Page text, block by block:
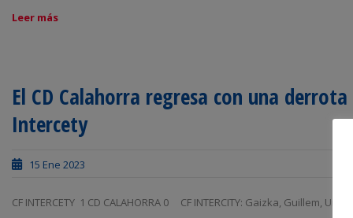
Leer más
El CD Calahorra regresa con una
Intercety
15 Ene 2023
CF INTERCETY 1 CD CALAHORRA 0 CF INTERCITY: Gaizka, Guillem,